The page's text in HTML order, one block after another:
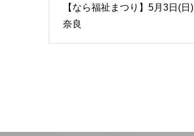
【なら福祉まつり】5月3日(日)
奈良